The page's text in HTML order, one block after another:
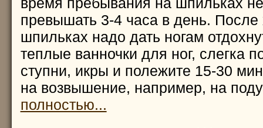
превышать 3-4 часа в день.
шпильках надо дать ногам
теплые ванночки для ног, слегка
ступни, икры и полежите 15-30
на возвышение, например, на
полностью...